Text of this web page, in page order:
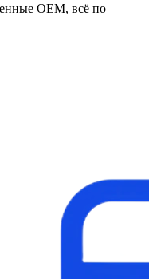
OEM, всё по